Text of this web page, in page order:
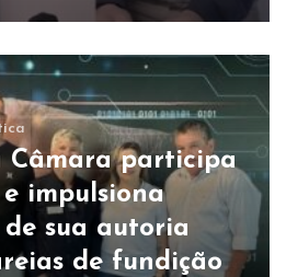
Câmara participa
e impulsiona
sua autoria
de fundição